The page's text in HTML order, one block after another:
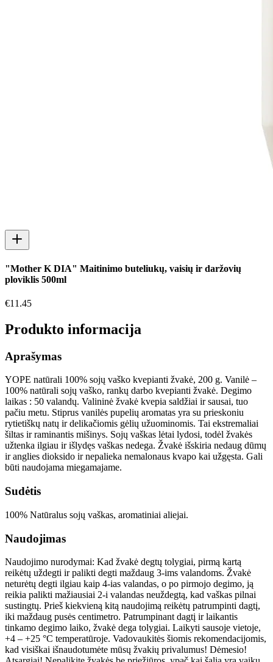
"Mother K DIA" Maitinimo buteliukų, vaisių ir daržovių
ploviklis 500ml
€11.45
Produkto informacija
Aprašymas
YOPE natūrali 100% sojų vaško kvepianti žvakė, 200 g. Vanilė –
100% natūrali sojų vaško, rankų darbo kvepianti žvakė. Degimo
laikas : 50 valandų. Valininė žvakė kvepia saldžiai ir sausai, tuo
pačiu metu. Stiprus vanilės pupelių aromatas yra su prieskoniu
rytietiškų natų ir delikačiomis gėlių užuominomis. Tai ekstremaliai
šiltas ir raminantis mišinys. Sojų vaškas lėtai lydosi, todėl žvakės
užtenka ilgiau ir išlydęs vaškas nedega. Žvakė išskiria nedaug dūmų
ir anglies dioksido ir nepalieka nemalonaus kvapo kai užgęsta. Gali
būti naudojama miegamajame.
Sudėtis
100% Natūralus sojų vaškas, aromatiniai aliejai.
Naudojimas
Naudojimo nurodymai: Kad žvakė degtų tolygiai, pirmą kartą
reikėtų uždegti ir palikti degti maždaug 3-ims valandoms. Žvakė
neturėtų degti ilgiau kaip 4-ias valandas, o po pirmojo degimo, ją
reikia palikti mažiausiai 2-i valandas neuždegtą, kad vaškas pilnai
sustingtų. Prieš kiekvieną kitą naudojimą reikėtų patrumpinti dagtį,
iki maždaug pusės centimetro. Patrumpinant dagtį ir laikantis
tinkamo degimo laiko, žvakė dega tolygiai. Laikyti sausoje vietoje,
+4 – +25 °C temperatūroje. Vadovaukitės šiomis rekomendacijomis,
kad visiškai išnaudotumėte mūsų žvakių privalumus! Dėmesio!